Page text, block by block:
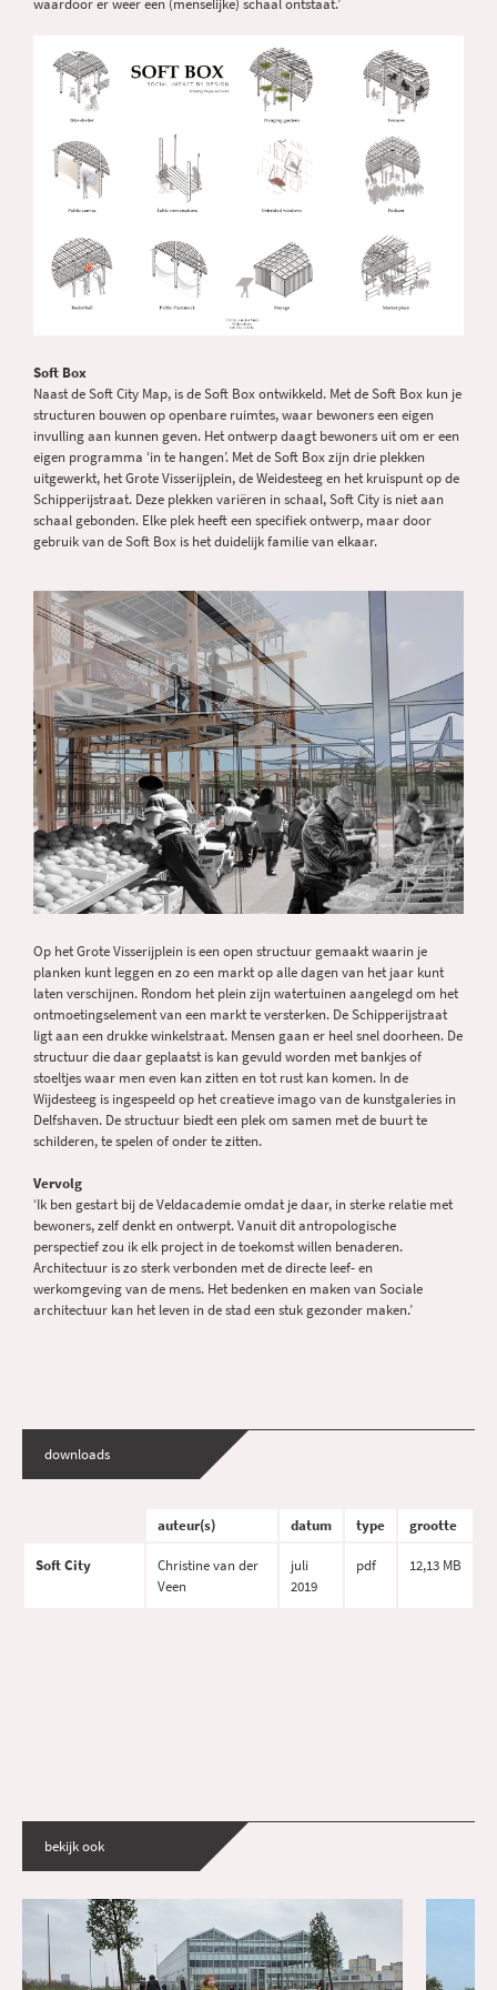
Soft Box
Naast de Soft City Map, is de Soft Box ontwikkeld. Met de Soft Box kun je
structuren bouwen op openbare ruimtes, waar bewoners een eigen
invulling aan kunnen geven. Het ontwerp daagt bewoners uit om er een
eigen programma ‘in te hangen’. Met de Soft Box zijn drie plekken
uitgewerkt, het Grote Visserijplein, de Weidesteeg en het kruispunt op de
Schipperijstraat. Deze plekken variëren in schaal, Soft City is niet aan
schaal gebonden. Elke plek heeft een specifiek ontwerp, maar door
gebruik van de Soft Box is het duidelijk familie van elkaar.
Op het Grote Visserijplein is een open structuur gemaakt waarin je
planken kunt leggen en zo een markt op alle dagen van het jaar kunt
laten verschijnen. Rondom het plein zijn watertuinen aangelegd om het
ontmoetingselement van een markt te versterken. De Schipperijstraat
ligt aan een drukke winkelstraat. Mensen gaan er heel snel doorheen. De
structuur die daar geplaatst is kan gevuld worden met bankjes of
stoeltjes waar men even kan zitten en tot rust kan komen. In de
Wijdesteeg is ingespeeld op het creatieve imago van de kunstgaleries in
Delfshaven. De structuur biedt een plek om samen met de buurt te
schilderen, te spelen of onder te zitten.
Vervolg
‘Ik ben gestart bij de Veldacademie omdat je daar, in sterke relatie met
bewoners, zelf denkt en ontwerpt. Vanuit dit antropologische
perspectief zou ik elk project in de toekomst willen benaderen.
Architectuur is zo sterk verbonden met de directe leef- en
werkomgeving van de mens. Het bedenken en maken van Sociale
architectuur kan het leven in de stad een stuk gezonder maken.’
downloads
auteur(s) datum type grootte
Soft City
Christine van der
Veen
juli
2019
pdf 12,13 MB
bekijk ook